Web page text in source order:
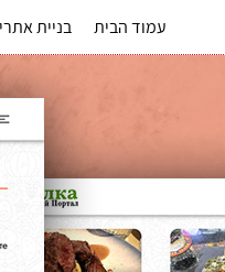
עמוד הבית בניית